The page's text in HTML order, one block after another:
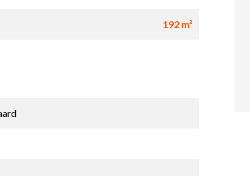
192 m²